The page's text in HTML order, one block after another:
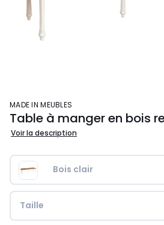
MADE IN MEUBLES
Table à manger en bois
Voir la description
Bois clair
Taille